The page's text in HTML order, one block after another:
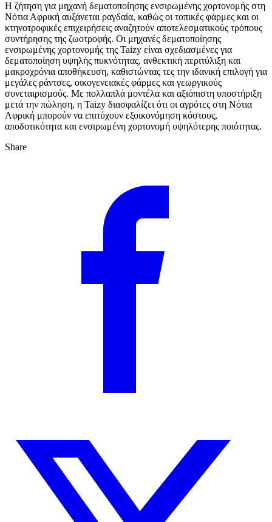
Η ζήτηση για μηχανή δεματοποίησης ενσιρωμένης χορτονομής στη
Νότια Αφρική αυξάνεται ραγδαία, καθώς οι τοπικές φάρμες και οι
κτηνοτροφικές επιχειρήσεις αναζητούν αποτελεσματικούς τρόπους
συντήρησης της ζωοτροφής. Οι μηχανές δεματοποίησης
ενσιρωμένης χορτονομής της Taizy είναι σχεδιασμένες για
δεματοποίηση υψηλής πυκνότητας, ανθεκτική περιτύλιξη και
μακροχρόνια αποθήκευση, καθιστώντας τες την ιδανική επιλογή για
μεγάλες ράντσες, οικογενειακές φάρμες και γεωργικούς
συνεταιρισμούς. Με πολλαπλά μοντέλα και αξιόπιστη υποστήριξη
μετά την πώληση, η Taizy διασφαλίζει ότι οι αγρότες στη Νότια
Αφρική μπορούν να επιτύχουν εξοικονόμηση κόστους,
αποδοτικότητα και ενσιρωμένη χορτονομή υψηλότερης ποιότητας.
Share